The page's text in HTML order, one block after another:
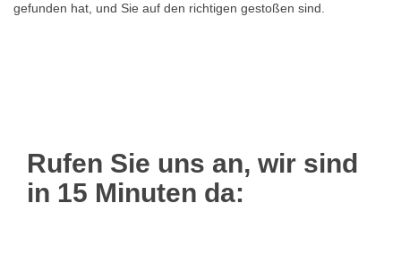
gefunden hat, und Sie auf den richtigen gestoßen sind.
Rufen Sie uns an, wir sind
in 15 Minuten da: